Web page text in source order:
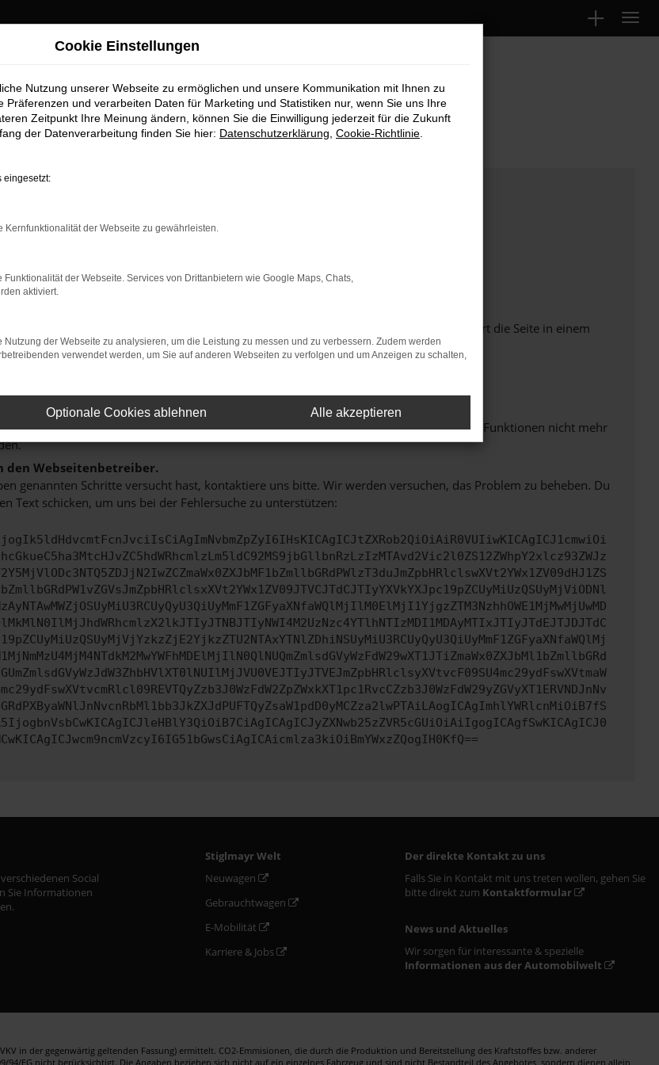
Error
aufgetreten.
zum Beispiel deine Suchmaschine?
wie Werbeblocker, können das Laden bestimmter Seiten verhindern. Funktioniert die Seite in einem
oder in einem privaten Fenster?
neu.
dein Browser und dein Betriebssystem auf dem neuesten Stand sind.
birgt nicht nur ein Sicherheitsrisiko, sondern kann auch dazu führen, dass bestimmte Funktionen nicht mehr
den Webseitenbetreiber.
genannten Schritte versucht hast, kontaktiere uns bitte. Wir werden versuchen, das Problem zu beheben. Du
Text schicken, um uns bei der Fehlersuche zu unterstützen:
Social
Sie Informationen
Stiglmayr Welt
Neuwagen
Gebrauchtwagen
E-Mobilität
Karriere & Jobs
Der direkte Kontakt zu uns
Falls Sie in Kontakt mit uns treten wollen, gehen Sie
bitte direkt zum Kontaktformular
News und Aktuelles
Wir sorgen für interessante & spezielle
Informationen aus der Automobilwelt
in der gegenwärtig geltenden Fassung) ermittelt. CO2-Emmisionen, die durch die Produktion und Bereitstellung des Kraftstoffes bzw. anderer
EG nicht berücksichtigt. Die Angaben beziehen sich nicht auf ein einzelnes Fahrzeug und sind nicht Bestandteil des Angebotes, sondern dienen allein
Cookie Einstellungen
Nutzung unserer Webseite zu ermöglichen und unsere Kommunikation mit Ihnen zu
und verarbeiten Daten für Marketing und Statistiken nur, wenn Sie uns Ihre
Zeitpunkt Ihre Meinung ändern, können Sie die Einwilligung jederzeit für die Zukunft
der Datenverarbeitung finden Sie hier: Datenschutzerklärung Cookie-Richtlinie
eingesetzt:
Kernfunktionalität der Webseite zu gewährleisten.
der Webseite. Services von Drittanbietern wie Google Maps, Chats,
aktiviert.
der Webseite zu analysieren, um die Leistung zu messen und zu verbessern. Zudem werden
verwendet werden, um Sie auf anderen Webseiten zu verfolgen und um Anzeigen zu schalten,
Optionale Cookies ablehnen Alle akzeptieren